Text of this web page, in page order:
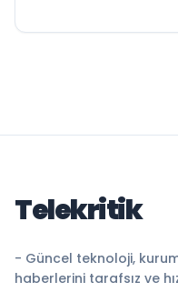
Telekritik
- Güncel teknoloji,
haberlerini tarafsız ve